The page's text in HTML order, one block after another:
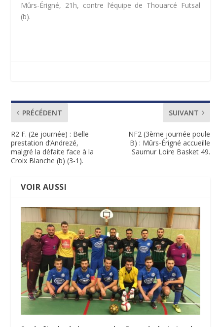
Mûrs-Érigné, 21h, contre l’équipe de Thouarcé Futsal
(b).
PRÉCÉDENT
R2 F. (2e journée) : Belle
prestation d’Andrezé,
malgré la défaite face à la
Croix Blanche (b) (3-1).
SUIVANT
NF2 (3ème journée poule
B) : Mûrs-Érigné accueille
Saumur Loire Basket 49.
VOIR AUSSI